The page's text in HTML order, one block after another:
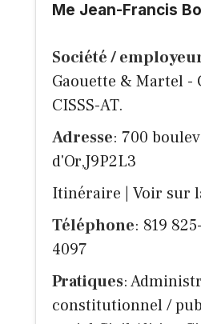
Me Jean-Francis
Société /
Gaouette & Martel -
CISSS-AT.
Adresse: 700
d'Or,J9P2L3
Itinéraire
Voir sur
Téléphone: 819
4097
Pratiques:
constitutionnel /